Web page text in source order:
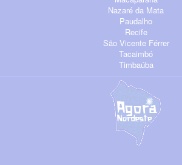
Nazaré da Mata
Paudalho
Recife
São Vicente Férrer
Tacaimbó
Timbaúba